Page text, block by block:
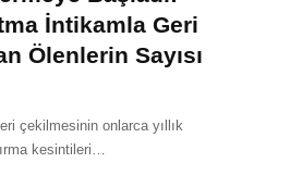
İntikamla Geri
Ölenlerin Sayısı
çekilmesinin onlarca yıllık
kesintileri…